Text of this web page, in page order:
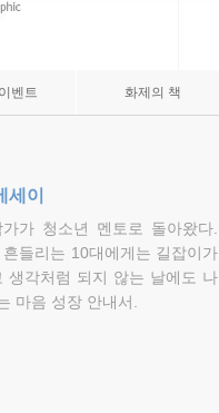
벤트 화제의 책
세이
가 청소년 멘토로 돌아왔다.
들리는 10대에게는 길잡이가
생각처럼 되지 않는 날에도 나
마음 성장 안내서.